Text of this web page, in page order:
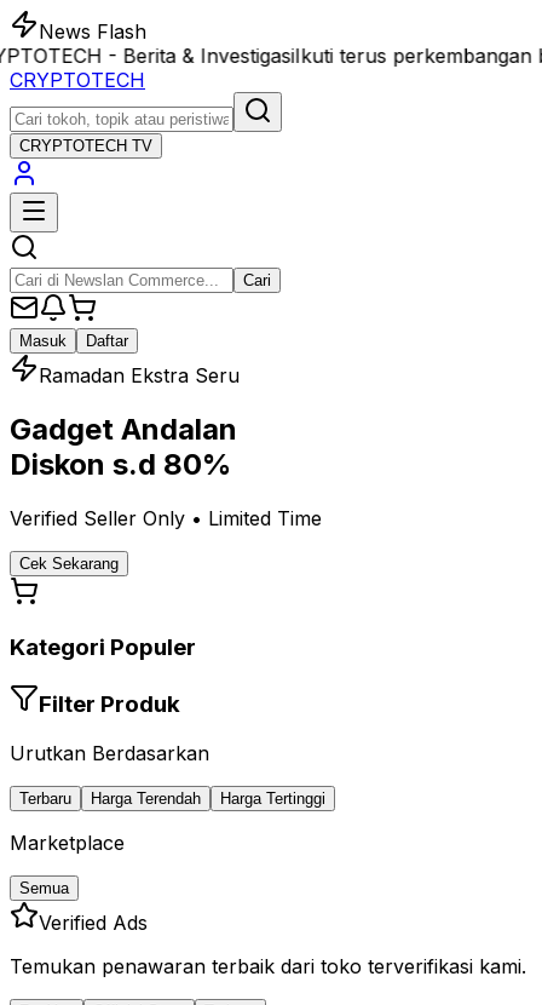
News Flash
- Berita & InvestigasiIkuti terus perkembangan
CRYPTOTECH
CRYPTOTECH TV
Cari
Masuk Daftar
Ramadan Ekstra Seru
Gadget Andalan
Diskon s.d 80%
Verified Seller Only • Limited Time
Cek Sekarang
Kategori Populer
Filter Produk
Urutkan Berdasarkan
Terbaru Harga Terendah Harga Tertinggi
Marketplace
Semua
Verified Ads
Temukan penawaran terbaik dari toko terverifikasi kami.